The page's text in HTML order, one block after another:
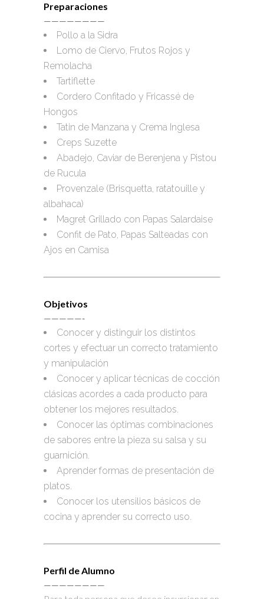
Preparaciones
————————
Pollo a la Sidra
Lomo de Ciervo, Frutos Rojos y
Remolacha
Tartiflette
Cordero Confitado y Fricassé de
Hongos
Tatin de Manzana y Crema Inglesa
Creps Suzette
Abadejo, Caviar de Berenjena y Pistou
de Rucula
Provenzale (Brisquetta, ratatouille y
albahaca)
Magret Grillado con Papas Salardaise
Confit de Pato, Papas Salteadas con
Ajos en Camisa
Objetivos
—————-
Conocer y distinguir los distintos
cortes y efectuar un correcto tratamiento
y manipulación
Conocer y aplicar técnicas de cocción
clásicas acordes a cada producto para
obtener los mejores resultados.
Conocer las óptimas combinaciones
de sabores entre la pieza su salsa y su
guarnición.
Aprender formas de presentación de
platos.
Conocer los utensilios básicos de
cocina y aprender su correcto uso.
Perfil de Alumno
————————